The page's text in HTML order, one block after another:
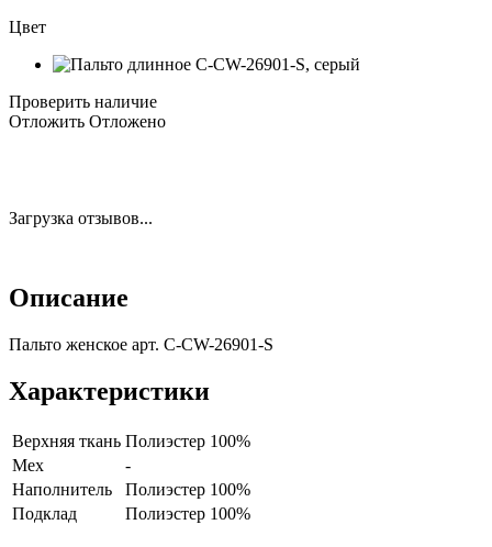
Цвет
Проверить наличие
Отложить Отложено
Загрузка отзывов...
Описание
Пальто женское арт. C-CW-26901-S
Характеристики
Верхняя ткань Полиэстер 100%
Мех
-
Наполнитель
Полиэстер 100%
Подклад
Полиэстер 100%